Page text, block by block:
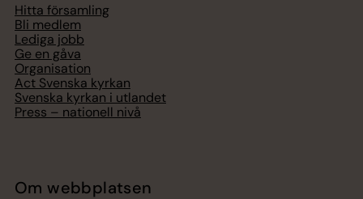
Hitta församling
Bli medlem
Lediga jobb
Ge en gåva
Organisation
Act Svenska kyrkan
Svenska kyrkan i utlandet
Press – nationell nivå
Om webbplatsen